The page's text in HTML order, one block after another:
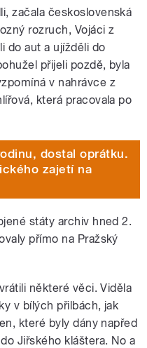
začala československá
rozruch, Vojáci z
do aut a ujížděli do
přijeli pozdě, byla
v nahrávce z
která pracovala po
dostal oprátku.
zajetí na
státy archiv hned 2.
přímo na Pražský
některé věci. Viděla
v bílých přilbách, jak
které byly dány napřed
Jiřského kláštera. No a